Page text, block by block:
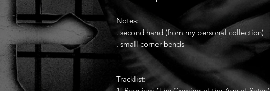
Notes:
. second hand (from my personal collection)
. small corner bends
Tracklist: